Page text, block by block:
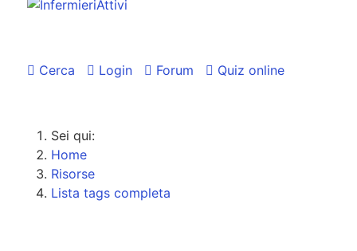
Cerca Login Forum Quiz online
Sei qui:
Home
Risorse
Lista tags completa